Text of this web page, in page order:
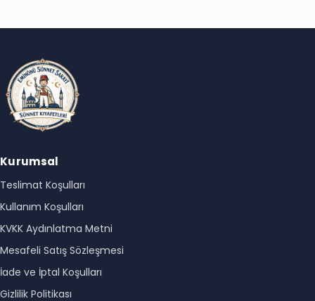
Kurumsal
Teslimat Koşulları
Kullanım Koşulları
KVKK Aydınlatma Metni
Mesafeli Satış Sözleşmesi
İade ve İptal Koşulları
Gizlilik Politikası